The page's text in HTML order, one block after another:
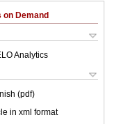
Demand
Analytics
(pdf)
in xml format